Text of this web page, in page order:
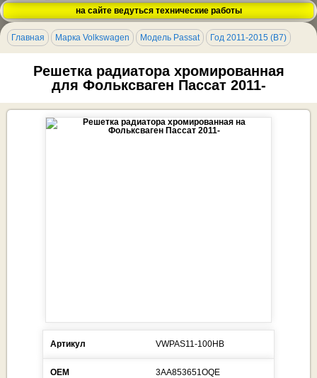
на сайте ведуться технические работы
Главная Марка Volkswagen Модель Passat Год 2011-2015 (B7)
Решетка радиатора хромированная
для Фольксваген Пассат 2011-
Артикул VWPAS11-100HB
ОЕМ 3AA853651OQE